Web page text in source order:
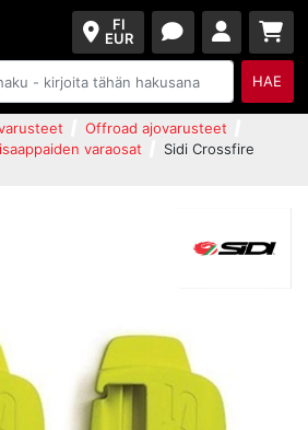
FI
EUR
HAE
Offroad ajovarusteet
varaosat
Sidi Crossfire